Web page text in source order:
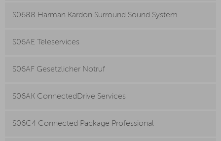
S0688 Harman Kardon Surround Sound System
S06AE Teleservices
S06AF Gesetzlicher Notruf
S06AK ConnectedDrive Services
S06C4 Connected Package Professional